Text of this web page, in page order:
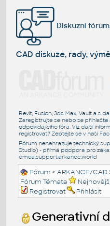
Diskuzní
CAD diskuze, rady,
Revit, Fusion, 3ds Max, Vault a s
Zaregistrujte se nebo se
odpovídajícího fóra. Viz další
registrovat? Zeptejte se v naší
Fórum nenahrazuje technický
Studio) - přímá podpora pro
emea.support.arkance.world
Fórum >ARKANCE/CAD
Fórum Témata
Registrovat
Přihlásit
Generativní